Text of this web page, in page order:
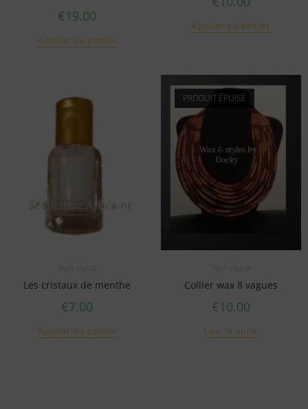
€19.00
Ajouter au panier
Ajouter au panier
Non classé
Les cristaux de menthe
€7.00
Ajouter au panier
PRODUIT ÉPUISÉ
Non classé
Collier wax 8 vagues
€10.00
Lire la suite